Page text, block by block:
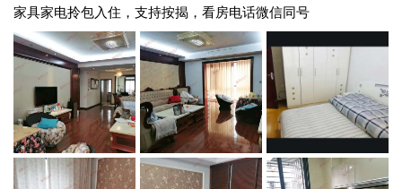
家具家电拎包入住，支持按揭，看房电话微信同号